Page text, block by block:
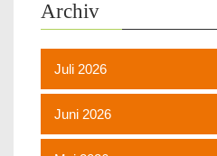
Archiv
Juli 2026
Juni 2026